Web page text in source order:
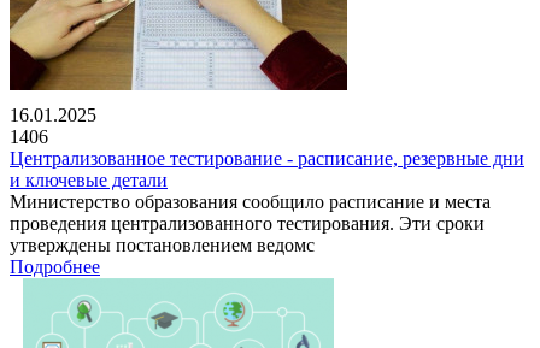
16.01.2025
1406
Централизованное тестирование - расписание, резервные дни
и ключевые детали
Министерство образования сообщило расписание и места
проведения централизованного тестирования. Эти сроки
утверждены постановлением ведомс
Подробнее